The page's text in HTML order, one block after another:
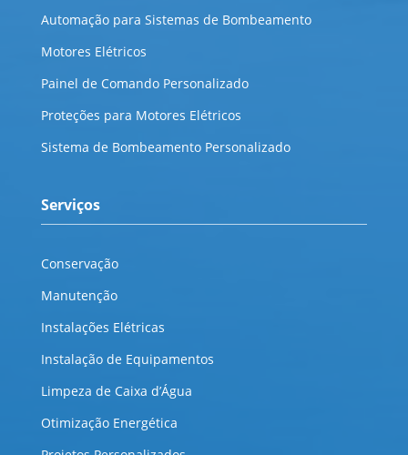
Automação para Sistemas de Bombeamento
Motores Elétricos
Painel de Comando Personalizado
Proteções para Motores Elétricos
Sistema de Bombeamento Personalizado
Serviços
Conservação
Manutenção
Instalações Elétricas
Instalação de Equipamentos
Limpeza de Caixa d’Água
Otimização Energética